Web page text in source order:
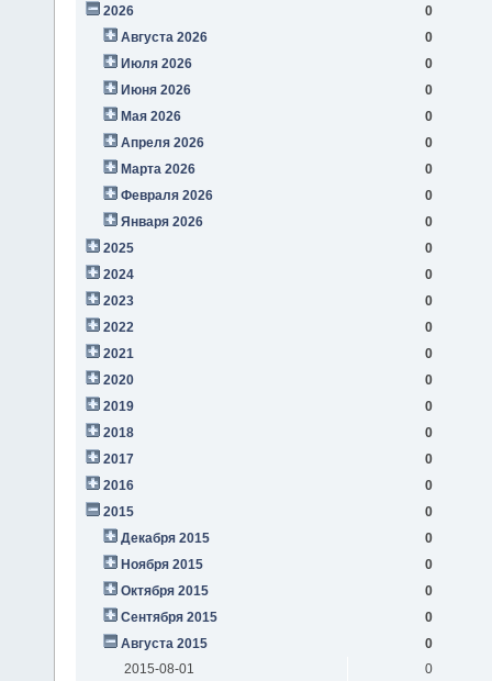
2026
0
Августа 2026
0
Июля 2026
0
Июня 2026
0
Мая 2026
0
Апреля 2026
0
Марта 2026
0
Февраля 2026
0
Января 2026
0
2025
0
2024
0
2023
0
2022
0
2021
0
2020
0
2019
0
2018
0
2017
0
2016
0
2015
0
Декабря 2015
0
Ноября 2015
0
Октября 2015
0
Сентября 2015
0
Августа 2015
0
2015-08-01
0